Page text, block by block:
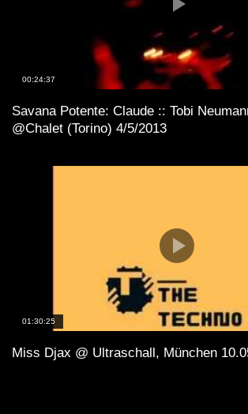
00:24:37
Savana Potente: Claude :: Tobi
@Chalet (Torino) 4/5/2013
01:30:25
Miss Djax @ Ultraschall, München